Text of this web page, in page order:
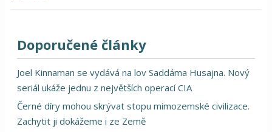
Doporučené články
Joel Kinnaman se vydává na lov Saddáma Husajna. Nový
seriál ukáže jednu z největších operací CIA
Černé díry mohou skrývat stopu mimozemské civilizace.
Zachytit ji dokážeme i ze Země